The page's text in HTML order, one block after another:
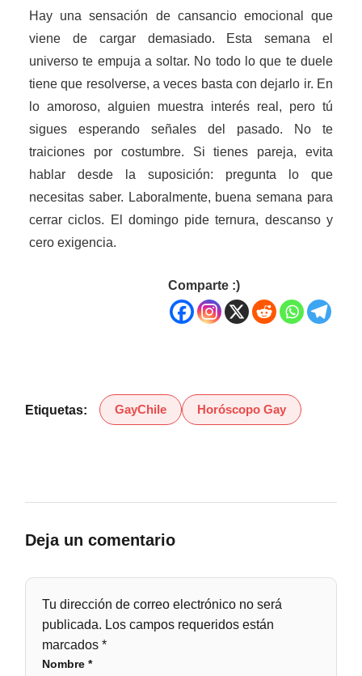
Hay una sensación de cansancio emocional que
viene de cargar demasiado. Esta semana el
universo te empuja a soltar. No todo lo que te duele
tiene que resolverse, a veces basta con dejarlo ir. En
lo amoroso, alguien muestra interés real, pero tú
sigues esperando señales del pasado. No te
traiciones por costumbre. Si tienes pareja, evita
hablar desde la suposición: pregunta lo que
necesitas saber. Laboralmente, buena semana para
cerrar ciclos. El domingo pide ternura, descanso y
cero exigencia.
Comparte :)
Etiquetas: GayChile Horóscopo Gay
Deja un comentario
Tu dirección de correo electrónico no será
publicada. Los campos requeridos están
marcados*
Nombre*